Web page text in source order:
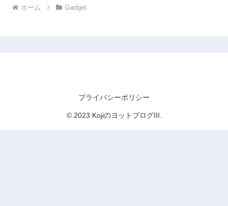
ホーム Gadget
プライバシーポリシー
© 2023 KojiのヨットブログIII.